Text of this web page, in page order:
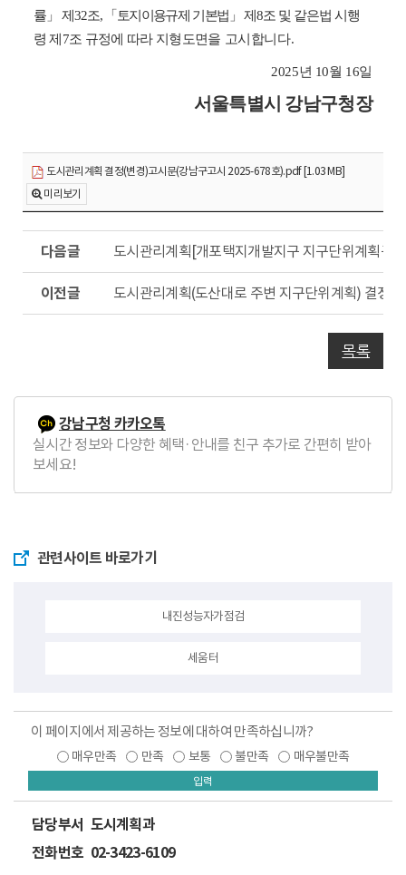
률」 제 32조, 「 토지이용규제 기본법 」 제 8조 및 같은법 시행
령 제 7조 규정에 따라 지형도면을 고시합니다.
2025년 10월 16일
서울특별시 강남구청장
도시관리계획 결정(변경)고시문(강남구고시 2025-678호).pdf [1.03 MB]
미리보기
글
도시관리계획[개포택지개발지구 지구단위계획구
글
도시관리계획(도산대로 주변 지구단위계획) 결정(
목록
강남구청 카카오톡
실시간 정보와 다양한 혜택·안내를 친구 추가로 간편히 받아
보세요!
관련사이트 바로가기
내진성능자가점검
세움터
이 페이지에서 제공하는 정보에 대하여 만족하십니까?
매우만족 만족 보통 불만족 매우불만족
입력
담당부서 도시계획과
전화번호 02-3423-6109